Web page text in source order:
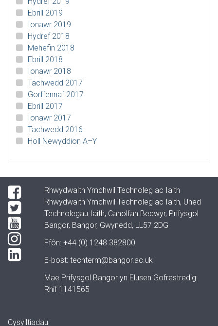
Ebrill 2019
Ionawr 2019
Hydref 2018
Mehefin 2018
Ebrill 2018
Ionawr 2018
Tachwedd 2017
Gorffennaf 2017
Ebrill 2017
Ionawr 2017
Tachwedd 2016
Holl Newyddion A–Y
Cysylltiadau
Rhwydwaith Ymchwil Technoleg ac Iaith
Rhwydwaith Ymchwil Technoleg ac Iaith, Uned
Technolegau Iaith, Canolfan Bedwyr, Prifysgol
Bangor, Bangor, Gwynedd, LL57 2DG
Ffôn: +44 (0) 1248 382800
E-bost: techterm@bangor.ac.uk
Mae Prifysgol Bangor yn Elusen Gofrestredig:
Rhif 1141565